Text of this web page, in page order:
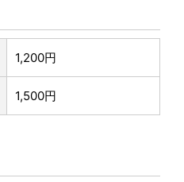
1,200円
1,500円